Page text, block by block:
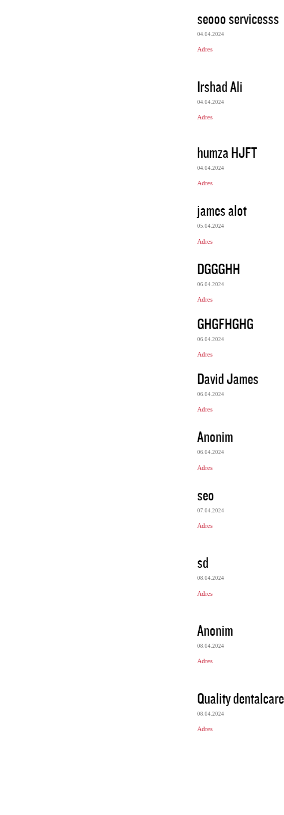
seooo servicesss
04.04.2024
Adres
Irshad Ali
04.04.2024
Adres
humza HJFT
04.04.2024
Adres
james alot
05.04.2024
Adres
DGGGHH
06.04.2024
Adres
GHGFHGHG
06.04.2024
Adres
David James
06.04.2024
Adres
Anonim
06.04.2024
Adres
seo
07.04.2024
Adres
sd
08.04.2024
Adres
Anonim
08.04.2024
Adres
Quality dentalcare
08.04.2024
Adres